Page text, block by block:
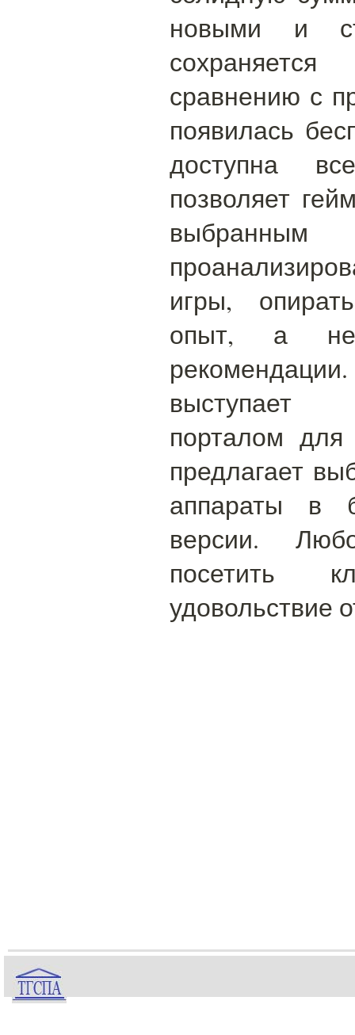
новыми и
сравнению с
появилась
доступна
позволяет
игры,
опыт, а не
выступает
порталом
предлагает
аппараты в
версии.
посетить
удовольствие